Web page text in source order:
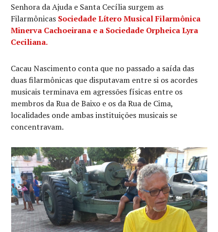
Senhora da Ajuda e Santa Cecília surgem as
Filarmônicas Sociedade Lítero Musical Filarmônica
Minerva Cachoeirana e a Sociedade Orpheica Lyra
Ceciliana.
Cacau Nascimento conta que no passado a saída das
duas filarmônicas que disputavam entre si os acordes
musicais terminava em agressões físicas entre os
membros da Rua de Baixo e os da Rua de Cima,
localidades onde ambas instituições musicais se
concentravam.